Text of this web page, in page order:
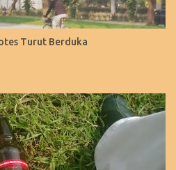
Turut Berduka